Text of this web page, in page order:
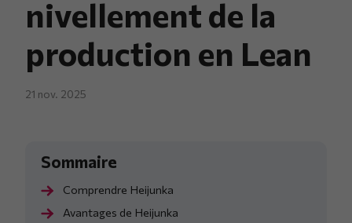
nivellement de la
production en Lean
21 nov. 2025
Comprendre Heijunka
Avantages de Heijunka